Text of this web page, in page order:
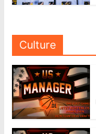
Culture